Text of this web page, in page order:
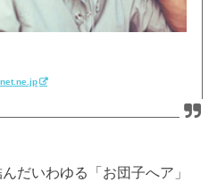
だいわゆる「お団子へア」